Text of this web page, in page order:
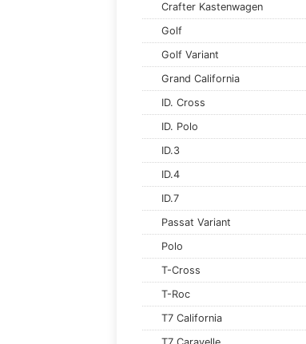
Crafter Kastenwagen
Golf
Golf Variant
Grand California
ID. Cross
ID. Polo
ID.3
ID.4
ID.7
Passat Variant
Polo
T-Cross
T-Roc
T7 California